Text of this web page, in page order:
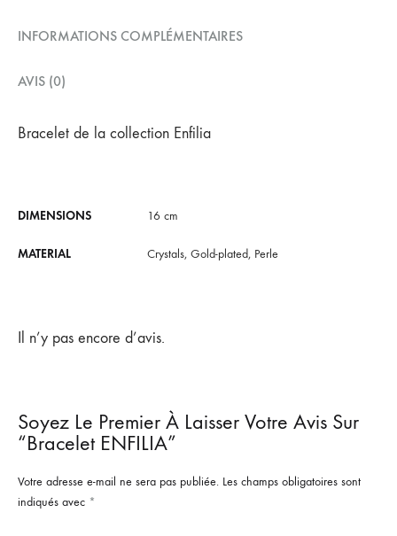
INFORMATIONS COMPLÉMENTAIRES
AVIS (0)
Bracelet de la collection Enfilia
DIMENSIONS 16 cm
MATERIAL Crystals, Gold-plated, Perle
Il n’y pas encore d’avis.
Soyez Le Premier À Laisser Votre Avis Sur
“Bracelet ENFILIA”
Votre adresse e-mail ne sera pas publiée. Les champs obligatoires sont
indiqués avec *